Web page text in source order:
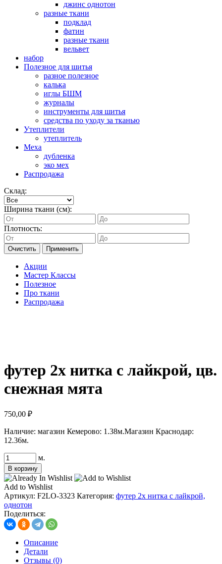
джинс однотон
разные ткани
подклад
фатин
разные ткани
вельвет
набор
Полезное для шитья
разное полезное
калька
иглы БШМ
журналы
инструменты для шитья
средства по уходу за тканью
Утеплители
утеплитель
Меха
дубленка
эко мех
Распродажа
Склад:
Ширина ткани (см):
Плотность:
Очистить Применить
Акции
Мастер Классы
Полезное
Про ткани
Распродажа
футер 2х нитка с лайкрой, цв.
снежная мята
750,00 ₽
Наличие: магазин Кемерово: 1.38м.Магазин Краснодар:
12.36м.
Количество
товара
футер
2х
нитка
с
лайкрой,
цв.
снежная
м.
В корзину
Add to Wishlist
Артикул: F2LO-3323 Категория: футер 2х нитка с лайкрой,
однотон
Поделиться:
Описание
Детали
Отзывы (0)